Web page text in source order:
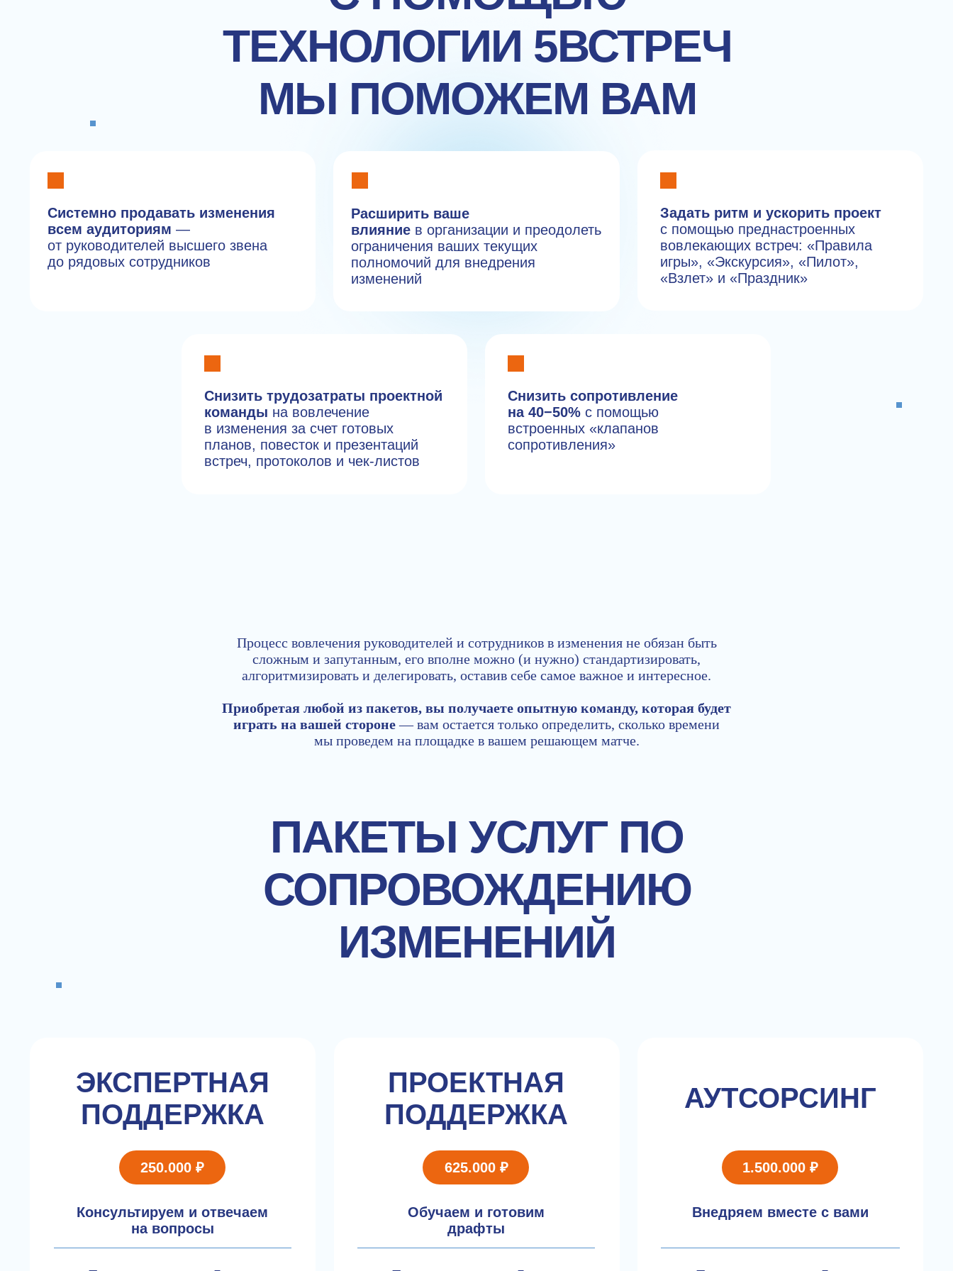
ТЕХНОЛОГИИ 5ВСТРЕЧ
МЫ ПОМОЖЕМ ВАМ
Расширить ваше
влияние в организации и преодолеть
ограничения ваших текущих
полномочий для внедрения
изменений
Системно продавать изменения
всем аудиториям —
от руководителей высшего звена
до рядовых сотрудников
Задать ритм и ускорить проект
с помощью преднастроенных
вовлекающих встреч: «Правила
игры», «Экскурсия», «Пилот»,
«Взлет» и «Праздник»
Снизить трудозатраты проектной
команды на вовлечение
в изменения за счет готовых
планов, повесток и презентаций
встреч, протоколов и чек-листов
Снизить сопротивление
на 40−50% с помощью
встроенных «клапанов
сопротивления»
Процесс вовлечения руководителей и сотрудников в изменения не обязан быть
сложным и запутанным, его вполне можно (и нужно) стандартизировать,
алгоритмизировать и делегировать, оставив себе самое важное и интересное.
Приобретая любой из пакетов, вы получаете опытную команду, которая будет
играть на вашей стороне— вам остается только определить, сколько времени
мы проведем на площадке в вашем решающем матче.
ПАКЕТЫ УСЛУГ ПО
СОПРОВОЖДЕНИЮ
ИЗМЕНЕНИЙ
ЭКСПЕРТНАЯ
ПОДДЕРЖКА
250.000 ₽
Консультируем и отвечаем
на вопросы
ПРОЕКТНАЯ
ПОДДЕРЖКА
625.000 ₽
Обучаем и готовим
драфты
АУТСОРСИНГ
1.500.000 ₽
Внедряем вместе с вами